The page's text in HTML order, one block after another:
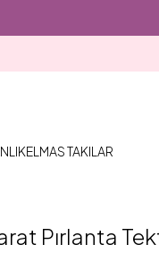
ELMAS TAKILAR
Pırlanta